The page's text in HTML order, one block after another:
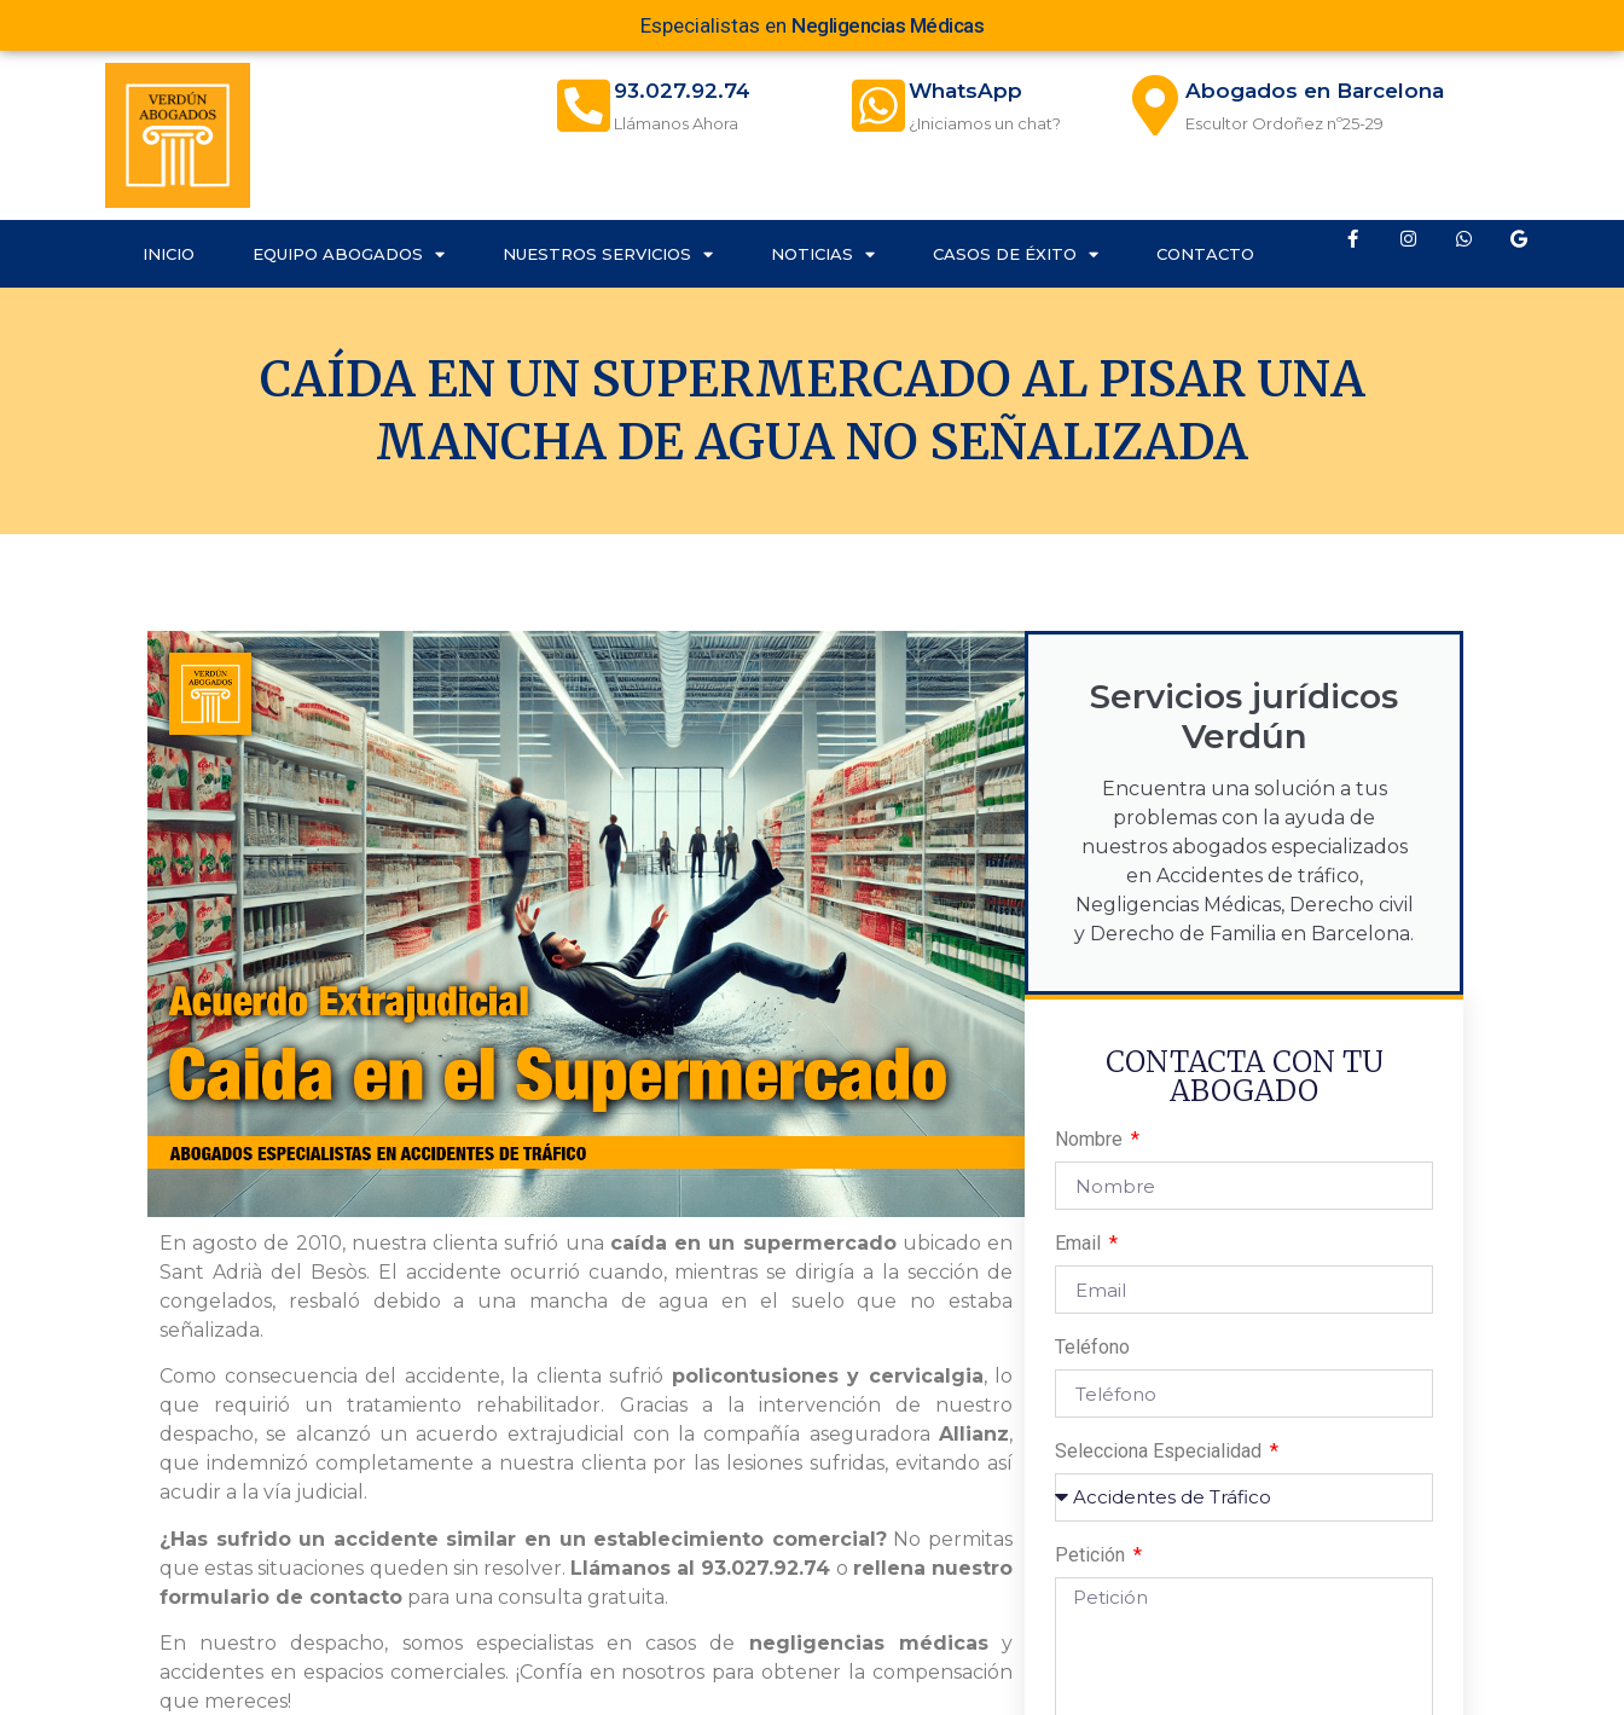
Especialistas en Negligencias Médicas
93.027.92.74
Llámanos Ahora
WhatsApp
¿Iniciamos un chat?
Abogados en Barcelona
Escultor Ordoñez nº25-29
INICIO EQUIPO ABOGADOS NUESTROS SERVICIOS NOTICIAS CASOS DE ÉXITO CONTACTO
CAÍDA EN UN SUPERMERCADO AL PISAR UNA
MANCHA DE AGUA NO SEÑALIZADA
En agosto de 2010, nuestra clienta sufrió una caída en un supermercadoubicado en
Sant Adrià del Besòs. El accidente ocurrió cuando, mientras se dirigía a la sección de
congelados, resbaló debido a una mancha de agua en el suelo que no estaba
señalizada.
Como consecuencia del accidente, la clienta sufrió policontusiones y cervicalgia, lo
que requirió un tratamiento rehabilitador. Gracias a la intervención de nuestro
despacho, se alcanzó un acuerdo extrajudicial con la compañía aseguradora Allianz,
que indemnizó completamente a nuestra clienta por las lesiones sufridas, evitando así
acudir a la vía judicial.
¿Has sufrido un accidente similar en un establecimiento comercial?No permitas
que estas situaciones queden sin resolver. Llámanos al 93.027.92.74 o rellena nuestro
formulario de contacto para una consulta gratuita.
En nuestro despacho, somos especialistas en casos de negligencias médicasy
accidentes en espacios comerciales. ¡Confía en nosotros para obtener la compensación
que mereces!
Servicios jurídicos
Verdún
Encuentra una solución a tus
problemas con la ayuda de
nuestros abogados especializados
en Accidentes de tráfico,
Negligencias Médicas, Derecho civil
y Derecho de Familia en Barcelona.
CONTACTA CON TU
ABOGADO
Nombre
Email
Teléfono
Selecciona Especialidad
Petición